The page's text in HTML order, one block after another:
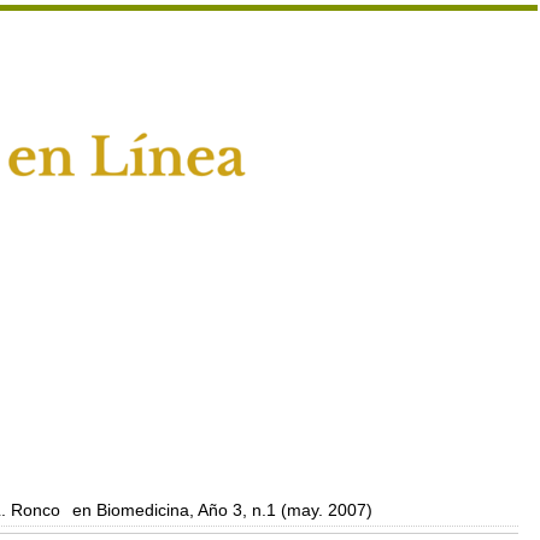
Ronco en Biomedicina, Año 3, n.1 (may. 2007)